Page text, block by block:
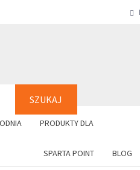
SZUKAJ
PRODUKTY DLA
SPARTA POINT BLOG
+48